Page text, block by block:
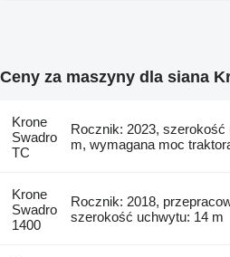
Ceny za maszyny dla siana
Krone
Swadro
TC
Rocznik: 2023, szerokość
m, wymagana moc
Krone
Swadro
1400
Rocznik: 2018,
szerokość uchwytu: 14 m